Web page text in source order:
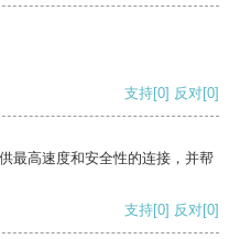
支持[0] 反对[0]
最高速度和安全性的连接，并帮
支持[0] 反对[0]